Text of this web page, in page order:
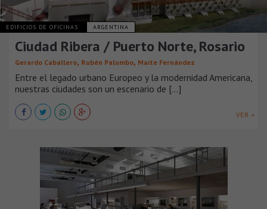
EDIFICIOS DE OFICINAS ARGENTINA
Ciudad Ribera / Puerto Norte, Rosario
Gerardo Caballero, Rubén Palumbo, Maite Fernández
Entre el legado urbano Europeo y la modernidad Americana,
nuestras ciudades son un escenario de [...]
VER +